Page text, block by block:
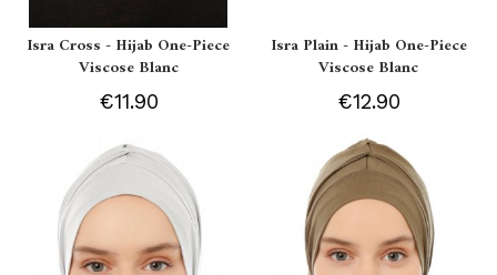
Isra Cross - Hijab One-Piece
Viscose Blanc
€11.90
Isra Plain - Hijab One-Piece
Viscose Blanc
€12.90